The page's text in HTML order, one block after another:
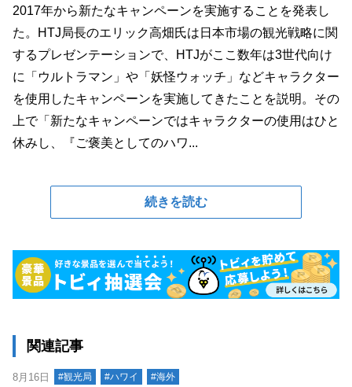
2017年から新たなキャンペーンを実施することを発表し
た。HTJ局長のエリック高畑氏は日本市場の観光戦略に関
するプレゼンテーションで、HTJがここ数年は3世代向け
に「ウルトラマン」や「妖怪ウォッチ」などキャラクター
を使用したキャンペーンを実施してきたことを説明。その
上で「新たなキャンペーンではキャラクターの使用はひと
休みし、『ご褒美としてのハワ...
続きを読む
関連記事
8月16日 #観光局 #ハワイ #海外